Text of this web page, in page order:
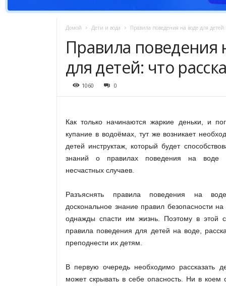
Домой Дети и вода Правила поведения на воде для детей:
Правила поведения
для детей: что
1060 0
Как только начинаются жаркие деньки, и
купание в водоёмах, тут же возникает
детей инструктаж, который будет
знаний о правилах поведения на воде
несчастных случаев.
Разъяснять правила поведения на
доскональное знание правил безопасности
однажды спасти им жизнь. Поэтому в этой
правила поведения для детей на воде,
преподнести их детям.
В первую очередь необходимо рассказать
может скрывать в себе опасность. Ни в коем